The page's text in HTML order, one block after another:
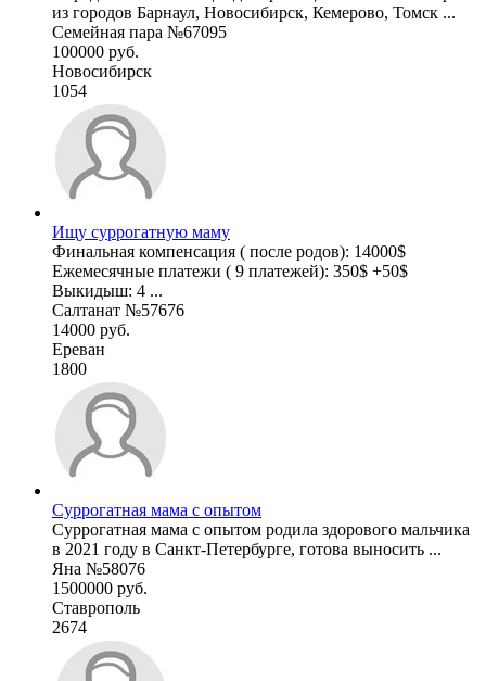
из городов Барнаул, Новосибирск, Кемерово, Томск ...
Семейная пара №67095
100000 руб.
Новосибирск
1054
Ищу суррогатную маму
Финальная компенсация ( после родов): 14000$
Ежемесячные платежи ( 9 платежей): 350$ +50$
Выкидыш: 4 ...
Салтанат №57676
14000 руб.
Ереван
1800
Суррогатная мама с опытом
Суррогатная мама с опытом родила здорового мальчика
в 2021 году в Санкт-Петербурге, готова выносить ...
Яна №58076
1500000 руб.
Ставрополь
2674